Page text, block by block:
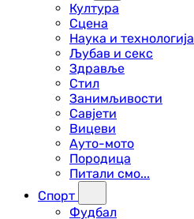
Култура
Сцена
Наука и технологија
Љубав и секс
Здравље
Стил
Занимљивости
Савјети
Вицеви
Ауто-мото
Породица
Питали смо...
Спорт
Фудбал